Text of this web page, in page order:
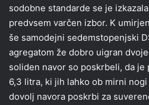
sodobne standarde se je
predvsem varčen izbor. K
še samodejni sedemstopenjski
agregatom že dobro uigran
soliden navor so poskrbeli, da je
6,3 litra, ki jih lahko ob mirni
dovolj navora poskrbi za